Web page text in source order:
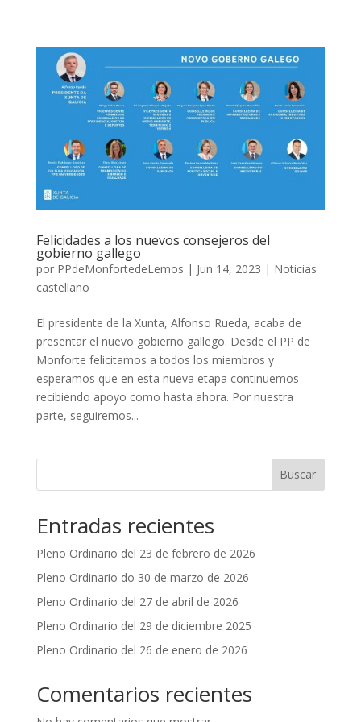
Felicidades a los nuevos consejeros del
gobierno gallego
por PPdeMonfortedeLemos | Jun 14, 2023 | Noticias
castellano
El presidente de la Xunta, Alfonso Rueda, acaba de
presentar el nuevo gobierno gallego. Desde el PP de
Monforte felicitamos a todos los miembros y
esperamos que en esta nueva etapa continuemos
recibiendo apoyo como hasta ahora. Por nuestra
parte, seguiremos...
Buscar
Entradas recientes
Pleno Ordinario del 23 de febrero de 2026
Pleno Ordinario do 30 de marzo de 2026
Pleno Ordinario del 27 de abril de 2026
Pleno Ordinario del 29 de diciembre 2025
Pleno Ordinario del 26 de enero de 2026
Comentarios recientes